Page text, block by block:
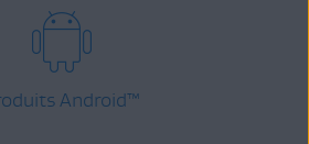
Android™